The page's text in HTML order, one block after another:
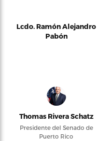
Lcdo. Ramón Alejandro
Pabón
Thomas Rivera Schatz
Presidente del Senado de
Puerto Rico